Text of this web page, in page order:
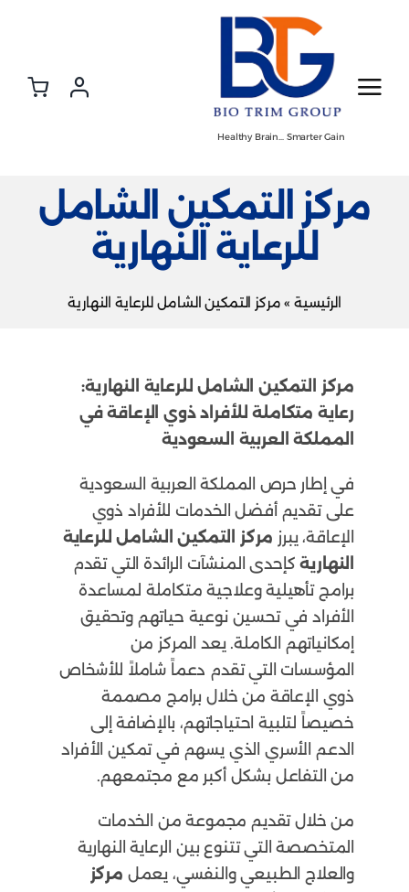
Healthy Brain… Smarter Gain
مركز التمكين الشامل
للرعاية النهارية
الرئيسية » مركز التمكين الشامل للرعاية النهارية
مركز التمكين الشامل للرعاية النهارية:
رعاية متكاملة للأفراد ذوي الإعاقة في
المملكة العربية السعودية
في إطار حرص المملكة العربية السعودية
على تقديم أفضل الخدمات للأفراد ذوي
الإعاقة، يبرز مركز التمكين الشامل للرعاية
النهاريةكإحدى المنشآت الرائدة التي تقدم
برامج تأهيلية وعلاجية متكاملة لمساعدة
الأفراد في تحسين نوعية حياتهم وتحقيق
إمكانياتهم الكاملة. يعد المركز من
المؤسسات التي تقدم دعماً شاملاً للأشخاص
ذوي الإعاقة من خلال برامج مصممة
خصيصاً لتلبية احتياجاتهم، بالإضافة إلى
الدعم الأسري الذي يسهم في تمكين الأفراد
من التفاعل بشكل أكبر مع مجتمعهم.
من خلال تقديم مجموعة من الخدمات
المتخصصة التي تتنوع بين الرعاية النهارية
والعلاج الطبيعي والنفسي، يعمل مركز